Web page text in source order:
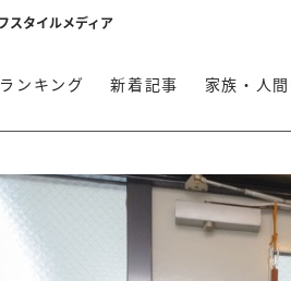
スタイルメディア
ランキング 新着記事 家族・人